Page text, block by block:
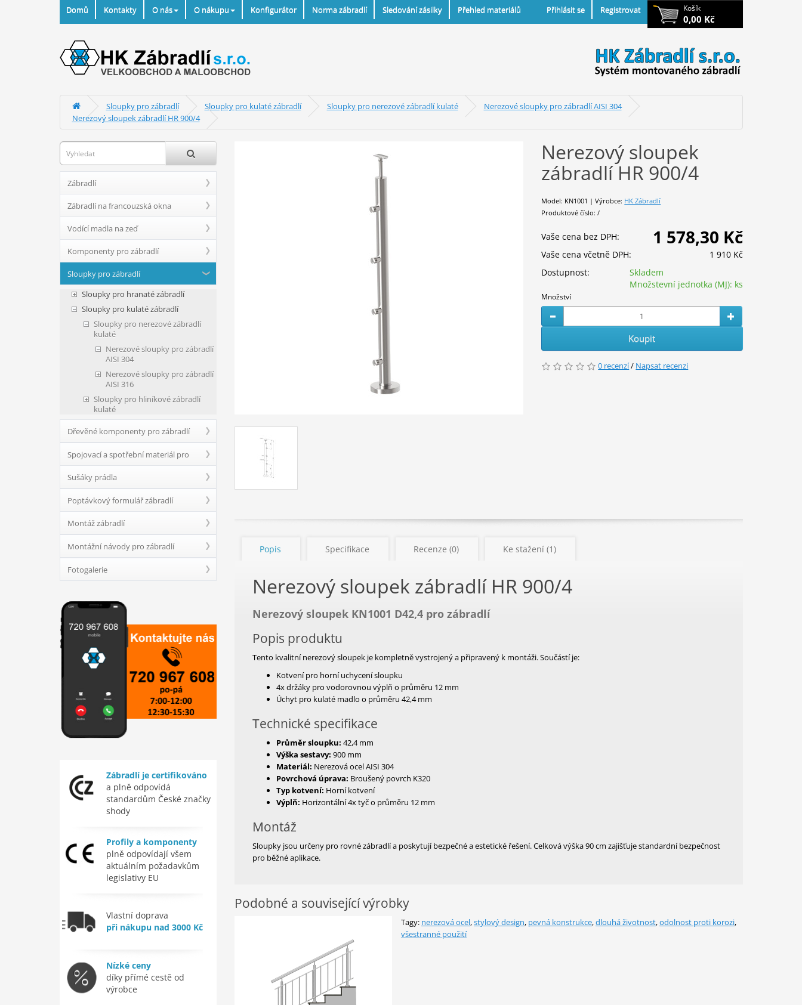
Košík
0,00 Kč
Domů Kontakty O nás O nákupu Konfigurátor Norma zábradlí Sledování zásilky Přehled materiálů Přihlásit se Registrovat
Sloupky pro zábradlí Sloupky pro kulaté zábradlí Sloupky pro nerezové zábradlí kulaté
Nerezové sloupky pro zábradlí AISI 304
Nerezový sloupek zábradlí HR 900/4
Zábradlí
Zábradlí na francouzská okna
Vodící madla na zeď
Komponenty pro zábradlí
Sloupky pro zábradlí
Sloupky pro hranaté zábradlí
Sloupky pro kulaté zábradlí
Sloupky pro nerezové zábradlí
kulaté
Nerezové sloupky pro zábradlí
AISI 304
Nerezové sloupky pro zábradlí
AISI 316
Sloupky pro hliníkové zábradlí
kulaté
Dřevěné komponenty pro zábradlí
Spojovací a spotřební materiál pro
zábradlí
Sušáky prádla
Poptávkový formulář zábradlí
Montáž zábradlí
Montážní návody pro zábradlí
Fotogalerie
Zábradlí je certifikováno
a plně odpovídá
standardům České značky
shody
Profily a komponenty
plně odpovídají všem
aktuálním požadavkům
legislativy EU
Vlastní doprava
při nákupu nad 3000 Kč
Nízké ceny
díky přímé cestě od
výrobce
Nerezový sloupek
zábradlí HR 900/4
Model: KN1001 | Výrobce: HK Zábradlí
Produktové číslo: /
Vaše cena bez DPH: 1 578,30 Kč
Vaše cena včetně DPH:
1 910 Kč
Dostupnost:
Skladem
Množstevní jednotka (MJ): ks
Množství
Koupit
0 recenzí/ Napsat recenzi
Popis Specifikace Recenze (0) Ke stažení (1)
Nerezový sloupek zábradlí HR 900/4
Nerezový sloupek KN1001 D42,4 pro zábradlí
Popis produktu
Tento kvalitní nerezový sloupek je kompletně vystrojený a připravený k montáži. Součástí je:
Kotvení pro horní uchycení sloupku
4x držáky pro vodorovnou výplň o průměru 12 mm
Úchyt pro kulaté madlo o průměru 42,4 mm
Technické specifikace
Průměr sloupku: 42,4 mm
Výška sestavy: 900 mm
Materiál: Nerezová ocel AISI 304
Povrchová úprava: Broušený povrch K320
Typ kotvení: Horní kotvení
Výplň: Horizontální 4x tyč o průměru 12 mm
Montáž
Sloupky jsou určeny pro rovné zábradlí a poskytují bezpečné a estetické řešení. Celková výška 90 cm zajišťuje standardní bezpečnost
pro běžné aplikace.
Podobné a související výrobky
Tagy: nerezová ocel,stylový design, pevná konstrukce,dlouhá životnost,odolnost proti korozi,
všestranné použití